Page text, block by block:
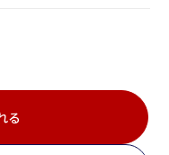
る